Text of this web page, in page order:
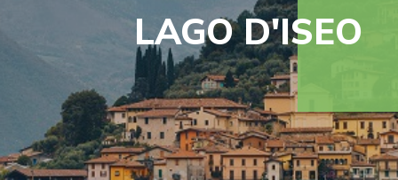
LAGO D'ISEO